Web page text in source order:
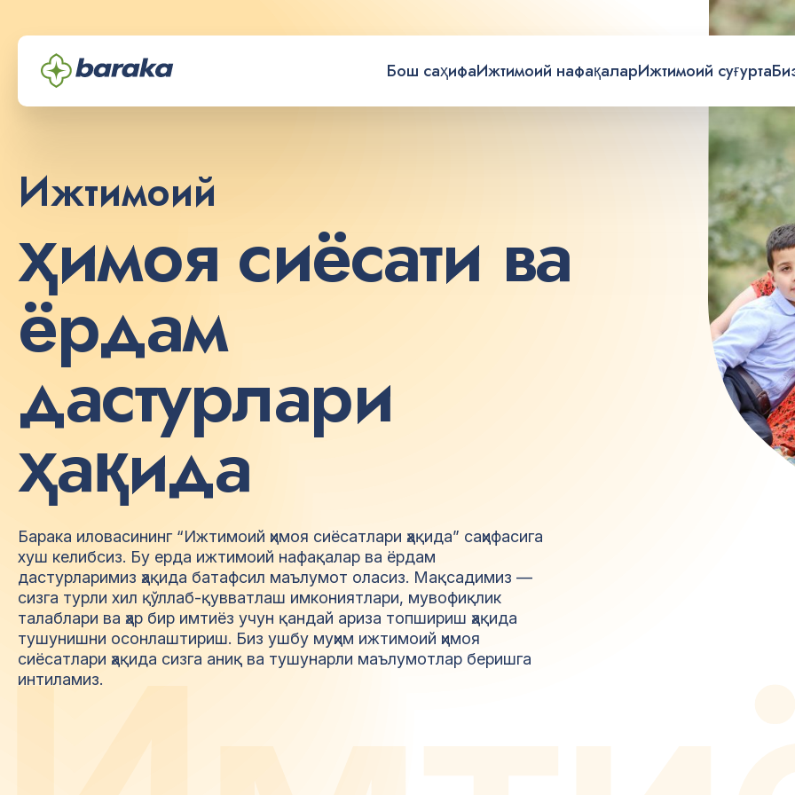
Бош саҳифаИжтимоий нафақаларИжтимоий суғурта
Ижтимоий
ҳимоя сиёсати ва
ёрдам
дастурлари
ҳақида
Барака иловасининг “Ижтимоий ҳимоя сиёсатлари ҳақида” саҳифасига
хуш келибсиз. Бу ерда ижтимоий нафақалар ва ёрдам
дастурларимиз ҳақида батафсил маълумот оласиз. Мақсадимиз —
сизга турли хил қўллаб-қувватлаш имкониятлари, мувофиқлик
талаблари ва ҳар бир имтиёз учун қандай ариза топшириш ҳақида
тушунишни осонлаштириш. Биз ушбу муҳим ижтимоий ҳимоя
сиёсатлари ҳақида сизга аниқ ва тушунарли маълумотлар беришга
интиламиз.